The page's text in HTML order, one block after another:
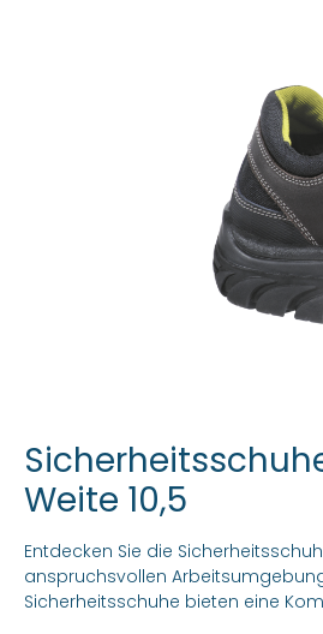
Weite 10,5
Entdecken Sie die
anspruchsvollen
Sicherheitsschuhe bieten eine